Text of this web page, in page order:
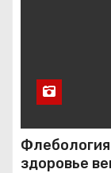
здоровье